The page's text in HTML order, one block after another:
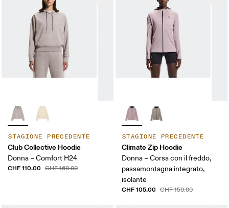
STAGIONE PRECEDENTE
Club Collective Hoodie
Donna – Comfort H24
CHF 110.00 CHF 160.00
STAGIONE PRECEDENTE
Climate Zip Hoodie
Donna – Corsa con il freddo,
passamontagna integrato,
isolante
CHF 105.00 CHF 150.00